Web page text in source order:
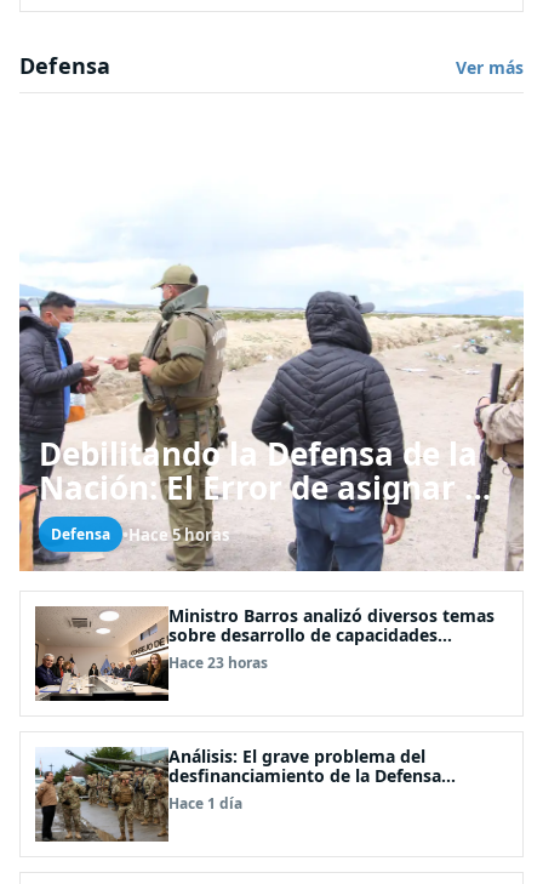
Defensa Ver más
Debilitando la Defensa de la
Nación: El Error de asignar a
las FFAA labores policiales
Defensa •Hace 5 horas
Ministro Barros analizó diversos temas
sobre desarrollo de capacidades
estratégicas en sesión del Consejo de
Política Espacial
Hace 23 horas
Análisis: El grave problema del
desfinanciamiento de la Defensa
Nacional
Hace 1 día